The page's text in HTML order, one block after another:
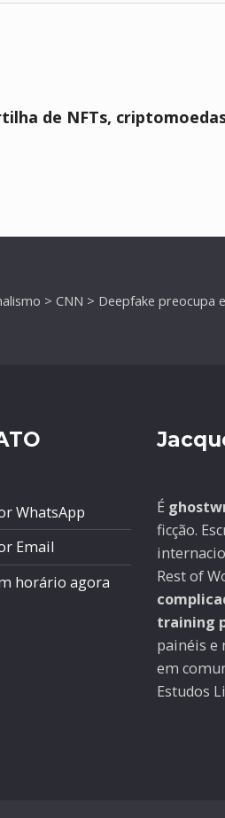
de NFTs,
> CNN > Deepfake preocupa
WhatsApp
Email
horário agora
É
ficção.
Rest of
training
painéis e
em
Estudos